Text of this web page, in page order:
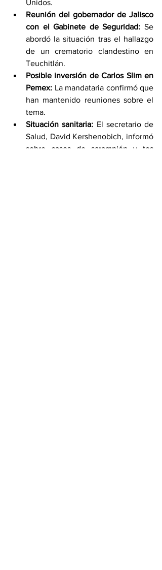
Unidos.
Reunión del gobernador de Jalisco
con el Gabinete de Seguridad: Se
abordó la situación tras el hallazgo
de un crematorio clandestino en
Teuchitlán.
Posible inversión de Carlos Slim en
Pemex: La mandataria confirmó que
han mantenido reuniones sobre el
tema.
Situación sanitaria: El secretario de
Salud, David Kershenobich, informó
sobre casos de sarampión y tos